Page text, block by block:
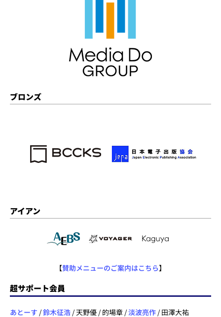
ブロンズ
アイアン
【賛助メニューのご案内はこちら】
超サポート会員
あとーす /鈴木征浩 / 天野優 / 的場章 /淡波亮作 / 田澤大祐